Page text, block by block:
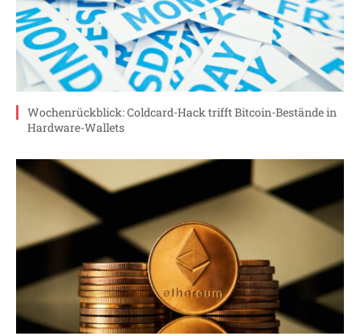
Wochenrückblick: Coldcard-Hack trifft Bitcoin-Bestände in
Hardware-Wallets